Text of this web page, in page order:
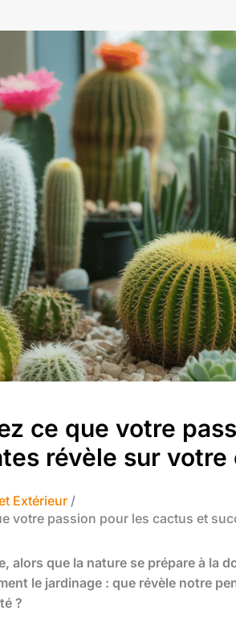
ce que votre
révèle sur votre
Extérieur
votre passion pour les cactus et
alors que la nature se prépare à la
le jardinage : que révèle notre
?